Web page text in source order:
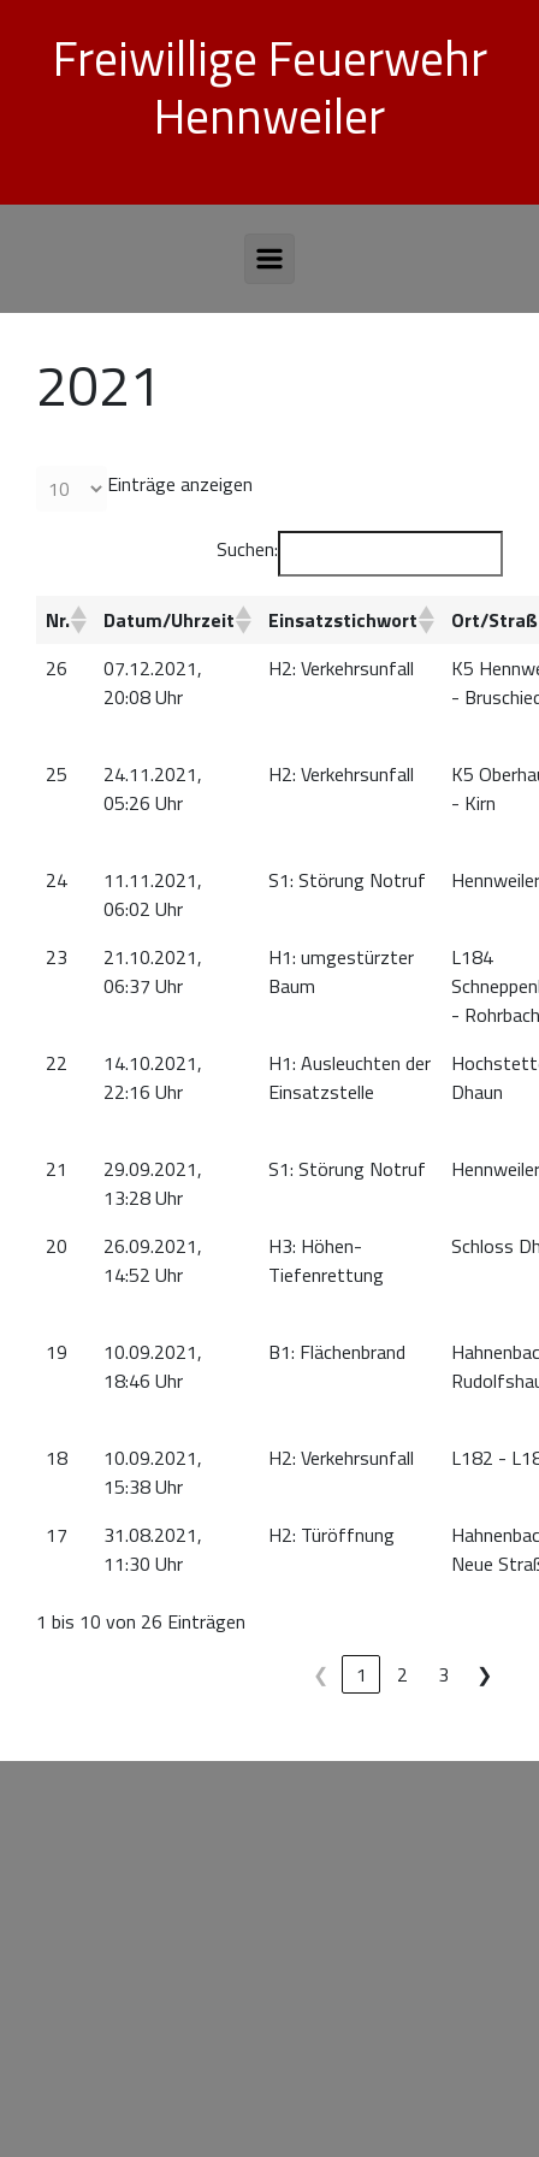
Freiwillige Feuerwehr
Hennweiler
2021
Einträge anzeigen
Suchen:
Nr. Datum/Uhrzeit Einsatzstichwort
Ort/
26
07.12.2021,
20:08 Uhr
H2: Verkehrsunfall
K5
-
25
24.11.2021,
05:26 Uhr
H2: Verkehrsunfall
K5
- Kirn
24
11.11.2021,
06:02 Uhr
S1: Störung Notruf Hennweiler
23
21.10.2021,
06:37 Uhr
H1: umgestürzter
Baum
L184
- Rohrbach
22
14.10.2021,
22:16 Uhr
H1: Ausleuchten der
Einsatzstelle
Dhaun
21
29.09.2021,
13:28 Uhr
S1: Störung Notruf Hennweiler
20
26.09.2021,
14:52 Uhr
H3: Höhen-
Tiefenrettung
Schloss
19
10.09.2021,
18:46 Uhr
B1: Flächenbrand
18
10.09.2021,
15:38 Uhr
H2: Verkehrsunfall L182 -
17
31.08.2021,
11:30 Uhr
H2: Türöffnung
Neue
1 bis 10 von 26 Einträgen
❮
1 2 3 ❯